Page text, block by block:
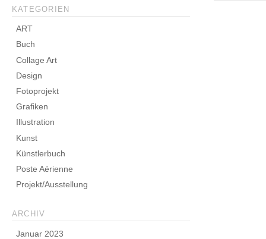
KATEGORIEN
ART
Buch
Collage Art
Design
Fotoprojekt
Grafiken
Illustration
Kunst
Künstlerbuch
Poste Aérienne
Projekt/Ausstellung
ARCHIV
Januar 2023